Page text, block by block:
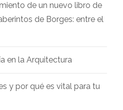
de un nuevo libro de
de Borges: entre el
en la Arquitectura
y por qué es vital para tu